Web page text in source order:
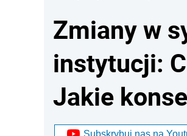
Zmiany w
instytucji:
Jakie
Subskrybuj nas na